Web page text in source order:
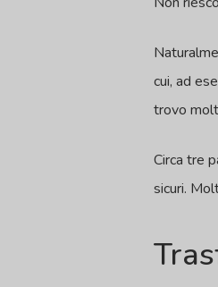
cui, ad
trovo
Circa tre
sicuri.